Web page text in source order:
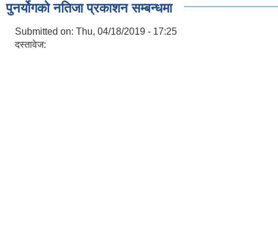
पुनर्योगको नतिजा प्रकाशन सम्बन्धमा
Submitted on: Thu, 04/18/2019 - 17:25
दस्तावेज: